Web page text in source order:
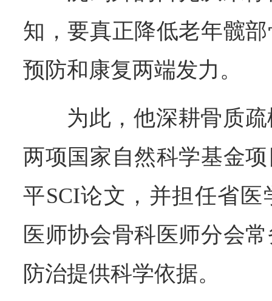
知，要真正降低老年髋
预防和康复两端发力。
为此，他深耕骨质
两项国家自然科学基金
平SCI论文，并担任省
医师协会骨科医师分会
防治提供科学依据。